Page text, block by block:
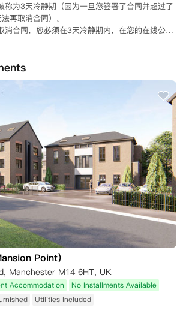
称为3天冷静期（因为一旦您签署了合同并超过了
再取消合同）。
消合同，您必须在3天冷静期内，在您的在线公寓
（您的请求）选项卡下提交取消请求。销
作。
7月31日或之前签署了合同，但在超过3天冷静期
定到合同中，直到找到合适的替代租户，并且合同
条款得到满足。替代住户将按照他们提交申请时网
请在您的在线公寓门户账户中的“Your Request
求。销售团队会告知您下一步的操作。
且您已入住该房间，您将被收取50英镑，以支付
间的费用。
或之后签署合同，您将立即被绑定到合同中，因
方不再提供冷静期。除非找到合适的替代学生，并
户的条款得到满足，否则您无法取消预订。替代
请时网站上显示的房间价格支付，而不是您合同中
您希望取消，因此，请在您的在线公寓门户账户中
卡下提交取消请求。公寓会审核您的取消请求，
。需要确认的是，您需要根据合同第9条寻找合适
您已入住该房间，您将被收取50英镑，以支付
房间的费用。
（并且您符合相关条件）时，您才会被解除合
Point）
Manchester M14 6HT, UK
Accommodation
No Installments Available
Utilities Included